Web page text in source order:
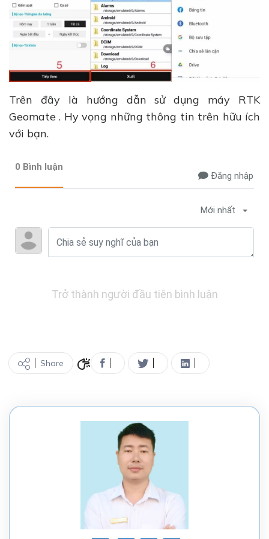
Trên đây là hướng dẫn sử dụng máy RTK
Geomate . Hy vọng những thông tin trên hữu ích
với bạn.
0 Bình luận
Đăng nhập
Mới nhất
Trở thành người đầu tiên bình luận
Share